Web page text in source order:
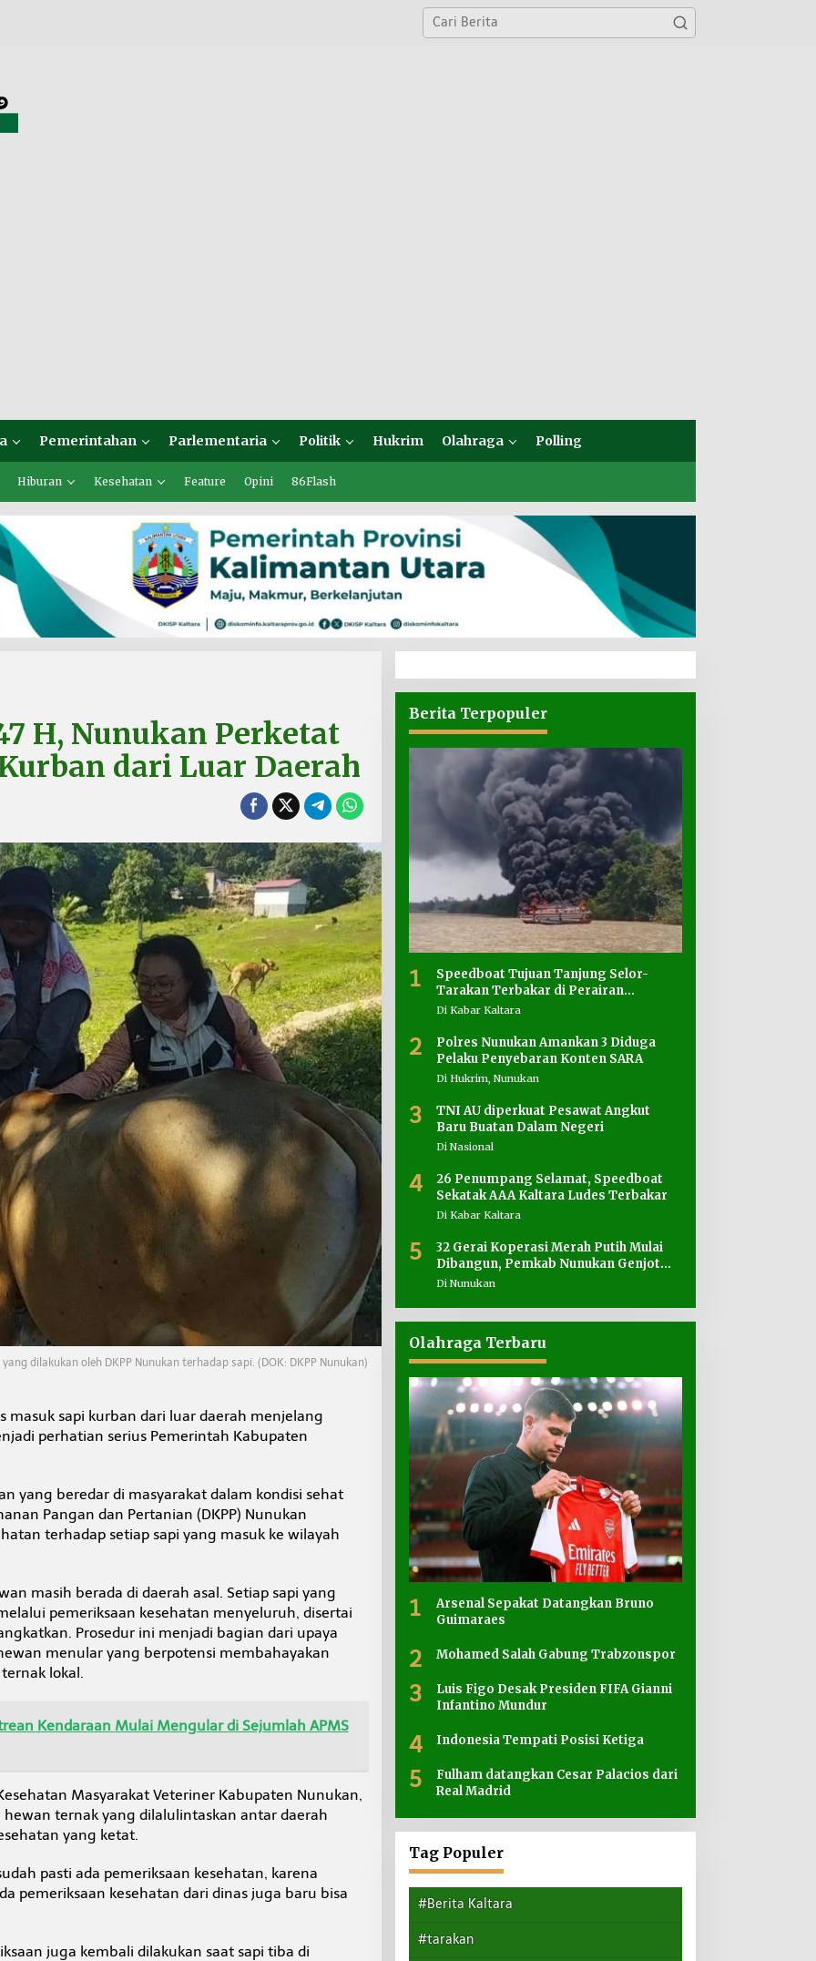
Pemerintahan Parlementaria Politik Hukrim Olahraga Polling
Hiburan Kesehatan Feature Opini 86Flash
H, Nunukan Perketat
dari Luar Daerah
dilakukan oleh DKPP Nunukan terhadap sapi. (DOK: DKPP Nunukan)
masuk sapi kurban dari luar daerah menjelang
perhatian serius Pemerintah Kabupaten
yang beredar di masyarakat dalam kondisi sehat
Pangan dan Pertanian (DKPP) Nunukan
terhadap setiap sapi yang masuk ke wilayah
masih berada di daerah asal. Setiap sapi yang
pemeriksaan kesehatan menyeluruh, disertai
Prosedur ini menjadi bagian dari upaya
menular yang berpotensi membahayakan
lokal.
Kendaraan Mulai Mengular di Sejumlah APMS
Masyarakat Veteriner Kabupaten Nunukan,
ternak yang dilalulintaskan antar daerah
yang ketat.
pasti ada pemeriksaan kesehatan, karena
pemeriksaan kesehatan dari dinas juga baru bisa
juga kembali dilakukan saat sapi tiba di
Berita Terpopuler
1
Speedboat Tujuan Tanjung Selor-
Tarakan Terbakar di Perairan
Salimbatu
Di Kabar Kaltara
2
Polres Nunukan Amankan 3 Diduga
Pelaku Penyebaran Konten SARA
Di Hukrim, Nunukan
3
TNI AU diperkuat Pesawat Angkut
Baru Buatan Dalam Negeri
Di Nasional
4
26 Penumpang Selamat, Speedboat
Sekatak AAA Kaltara Ludes Terbakar
Di Kabar Kaltara
5
32 Gerai Koperasi Merah Putih Mulai
Dibangun, Pemkab Nunukan Genjot
Penyediaan Lahan
Di Nunukan
Olahraga Terbaru
1
Arsenal Sepakat Datangkan Bruno
Guimaraes
2 Mohamed Salah Gabung Trabzonspor
3
Luis Figo Desak Presiden FIFA Gianni
Infantino Mundur
4 Indonesia Tempati Posisi Ketiga
5
Fulham datangkan Cesar Palacios dari
Real Madrid
Tag Populer
#Berita Kaltara
#tarakan